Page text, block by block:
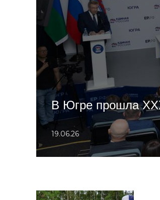
В Югре прошла
19.06.26